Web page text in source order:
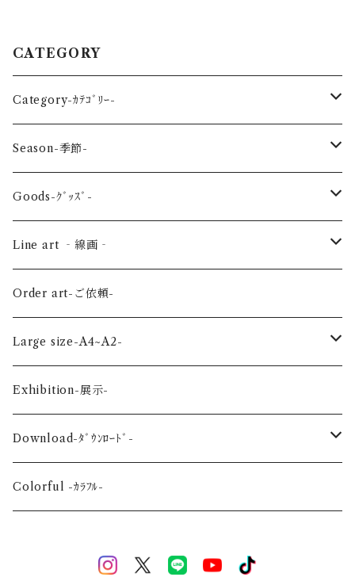
CATEGORY
Category-ｶﾃｺﾞﾘｰ-
reptile-爬虫類-
Sea-海の生き物-
Bird-鳥-
Land-陸の生き物-
Planet-惑星-
Flower-花-
Wedding-婚礼-
Event-祝祭-
Season-季節-
Spring-春-
Summer-夏-
Autumn-秋-
Winter-冬-
Goods-ｸﾞｯｽﾞ-
Key ring -ｷｰﾎﾙﾀﾞｰ
Art panel -ｱｰﾄﾊﾟﾈﾙ-
Acrylic figure -ｱｸﾘﾙﾌｨｷﾞｭｱ-
Line art ‐線画‐
Flower ‐花-
Mini -ミニ-
Okinawa-沖縄-
Order art-ご依頼-
Large size-A4~A2-
A4
A3
A2
Exhibition-展示-
Download-ﾀﾞｳﾝﾛｰﾄﾞ-
Alphabet-文字-
Colorful -ｶﾗﾌﾙ-